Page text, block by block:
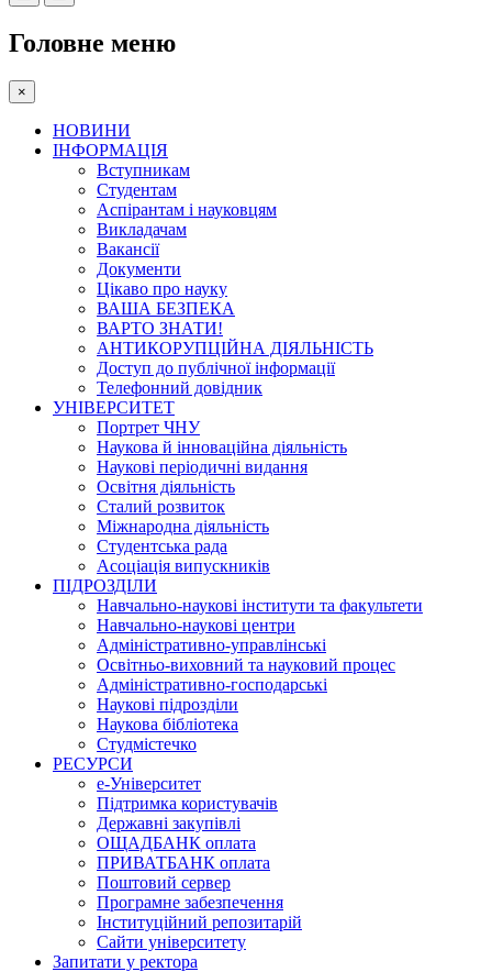
Головне меню
×
НОВИНИ
ІНФОРМАЦІЯ
Вступникам
Студентам
Аспірантам і науковцям
Викладачам
Вакансії
Документи
Цікаво про науку
ВАША БЕЗПЕКА
ВАРТО ЗНАТИ!
АНТИКОРУПЦІЙНА ДІЯЛЬНІСТЬ
Доступ до публічної інформації
Телефонний довідник
УНІВЕРСИТЕТ
Портрет ЧНУ
Наукова й інноваційна діяльність
Наукові періодичні видання
Освітня діяльність
Сталий розвиток
Міжнародна діяльність
Студентська рада
Асоціація випускників
ПІДРОЗДІЛИ
Навчально-наукові інститути та факультети
Навчально-наукові центри
Адміністративно-управлінські
Освітньо-виховний та науковий процес
Адміністративно-господарські
Наукові підрозділи
Наукова бібліотека
Студмістечко
РЕСУРСИ
е-Університет
Підтримка користувачів
Державні закупівлі
ОЩАДБАНК оплата
ПРИВАТБАНК оплата
Поштовий сервер
Програмне забезпечення
Інституційний репозитарій
Сайти університету
Запитати у ректора